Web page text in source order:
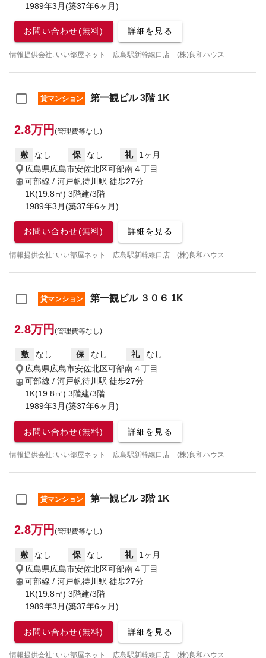
1989年3月(築37年6ヶ月)
お問い合わせ(無料) 詳細を見る
情報提供会社: いい部屋ネット 広島駅新幹線口店 (株)良和ハウス
貸マンション 第一観ビル 3階 1K
2.8万円 (管理費等なし)
敷 なし 保 なし 礼
1ヶ月
広島県広島市安佐北区可部南４丁目
可部線 / 河戸帆待川駅 徒歩27分
1K(19.8㎡) 3階建/3階
1989年3月(築37年6ヶ月)
お問い合わせ(無料) 詳細を見る
情報提供会社: いい部屋ネット 広島駅新幹線口店 (株)良和ハウス
貸マンション 第一観ビル ３０６ 1K
2.8万円 (管理費等なし)
敷 なし 保 なし 礼
なし
広島県広島市安佐北区可部南４丁目
可部線 / 河戸帆待川駅 徒歩27分
1K(19.8㎡) 3階建/3階
1989年3月(築37年6ヶ月)
お問い合わせ(無料) 詳細を見る
情報提供会社: いい部屋ネット 広島駅新幹線口店 (株)良和ハウス
貸マンション 第一観ビル 3階 1K
2.8万円 (管理費等なし)
敷 なし 保 なし 礼
1ヶ月
広島県広島市安佐北区可部南４丁目
可部線 / 河戸帆待川駅 徒歩27分
1K(19.8㎡) 3階建/3階
1989年3月(築37年6ヶ月)
お問い合わせ(無料) 詳細を見る
情報提供会社: いい部屋ネット 広島駅新幹線口店 (株)良和ハウス